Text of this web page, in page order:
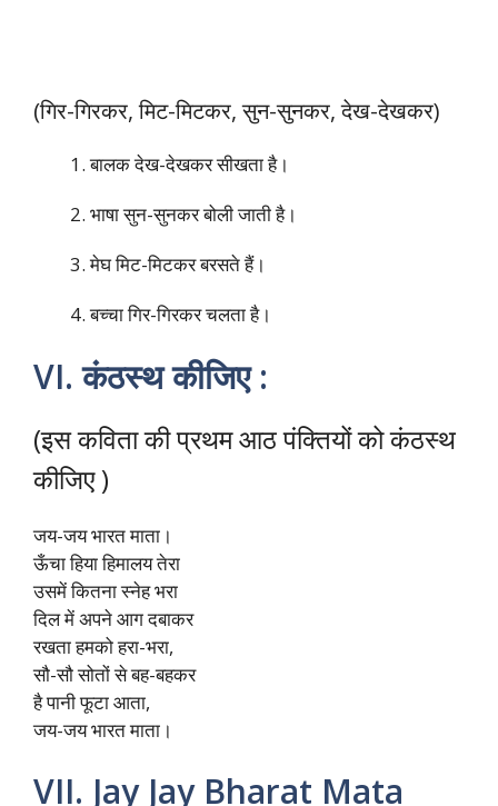
(गिर-गिरकर, मिट-मिटकर, सुन-सुनकर, देख-देखकर)
बालक देख-देखकर सीखता है।
भाषा सुन-सुनकर बोली जाती है।
मेघ मिट-मिटकर बरसते हैं।
बच्चा गिर-गिरकर चलता है।
VI. कंठस्थ कीजिए :
(इस कविता की प्रथम आठ पंक्तियों को कंठस्थ
कीजिए )
जय-जय भारत माता।
ऊँचा हिया हिमालय तेरा
उसमें कितना स्नेह भरा
दिल में अपने आग दबाकर
रखता हमको हरा-भरा,
सौ-सौ सोतों से बह-बहकर
है पानी फूटा आता,
जय-जय भारत माता।
VII. Jay Jay Bharat Mata